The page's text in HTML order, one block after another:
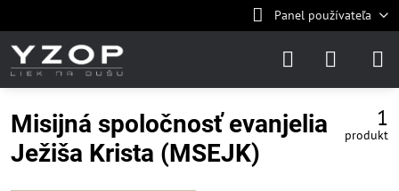
Panel používateľa
Misijná spoločnosť evanjelia
Ježiša Krista (MSEJK)
1
produkt